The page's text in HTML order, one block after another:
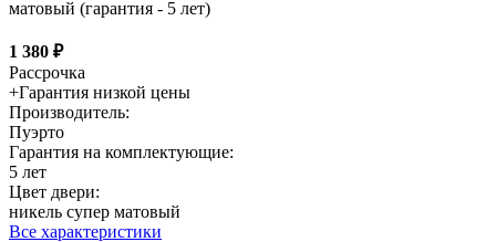
1 380 ₽
Рассрочка
+Гарантия низкой цены
Производитель:
Пуэрто
Гарантия на комплектующие:
5 лет
Цвет двери:
никель супер матовый
Все характеристики